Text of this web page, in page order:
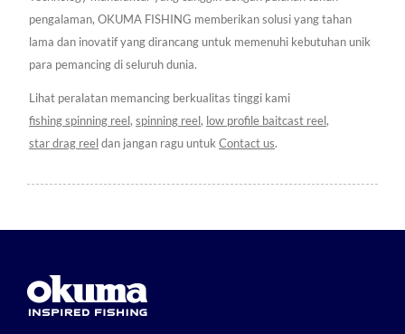
pengalaman, OKUMA FISHING memberikan solusi yang tahan
lama dan inovatif yang dirancang untuk memenuhi kebutuhan unik
para pemancing di seluruh dunia.
Lihat peralatan memancing berkualitas tinggi kami
fishing spinning reel, spinning reel, low profile baitcast reel,
star drag reeldan jangan ragu untuk Contact us.